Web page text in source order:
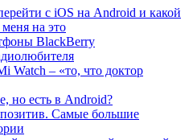
с iOS на Android и какой
на это
BlackBerry
Watch – «то, что доктор
но есть в Android?
Самые большие